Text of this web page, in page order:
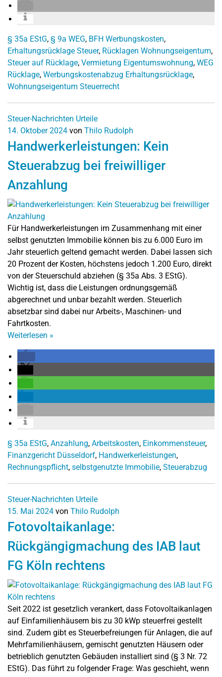
§ 35a EStG, § 9a WEG, BFH Werbungskosten,
Erhaltungsrücklage Steuer, Rücklagen Wohnungseigentum,
Steuer auf Rücklage, Vermietung Eigentumswohnung, WEG
Rücklage, Werbungskostenabzug Erhaltungsrücklage,
Wohnungseigentum Steuerrecht
Steuer-Nachrichten Urteile
14. Oktober 2024 von Thilo Rudolph
Handwerkerleistungen: Kein
Steuerabzug bei freiwilliger
Anzahlung
Für Handwerkerleistungen im Zusammenhang mit einer
selbst genutzten Immobilie können bis zu 6.000 Euro im
Jahr steuerlich geltend gemacht werden. Dabei lassen sich
20 Prozent der Kosten, höchstens jedoch 1.200 Euro, direkt
von der Steuerschuld abziehen (§ 35a Abs. 3 EStG).
Wichtig ist, dass die Leistungen ordnungsgemäß
abgerechnet und unbar bezahlt werden. Steuerlich
absetzbar sind dabei nur Arbeits-, Maschinen- und
Fahrtkosten.
Weiterlesen »
§ 35a EStG, Anzahlung, Arbeitskosten, Einkommensteuer,
Finanzgericht Düsseldorf, Handwerkerleistungen,
Rechnungspflicht, selbstgenutzte Immobilie, Steuerabzug
Steuer-Nachrichten Urteile
15. Mai 2024 von Thilo Rudolph
Fotovoltaikanlage:
Rückgängigmachung des IAB laut
FG Köln rechtens
Seit 2022 ist gesetzlich verankert, dass Fotovoltaikanlagen
auf Einfamilienhäusern bis zu 30 kWp steuerfrei gestellt
sind. Zudem gibt es Steuerbefreiungen für Anlagen, die auf
Mehrfamilienhäusern, gemischt genutzten Häusern oder
betrieblich genutzten Gebäuden installiert sind (§ 3 Nr. 72
EStG). Das führt zu folgender Frage: Was geschieht, wenn